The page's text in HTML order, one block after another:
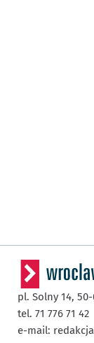
pl. Solny 14,
tel. 71 776 71 42
e-mail: